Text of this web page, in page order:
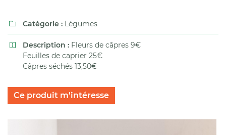
Adresse email de réception
 Code Captcha
 Catégorie : Légumes
 Description : Fleurs de câpres 9€
Feuilles de caprier 25€
Câpres séchés 13,50€
Ce produit m'intéresse